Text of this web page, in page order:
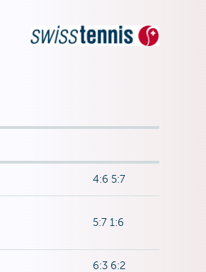
4:6 5:7
5:7 1:6
6:3 6:2